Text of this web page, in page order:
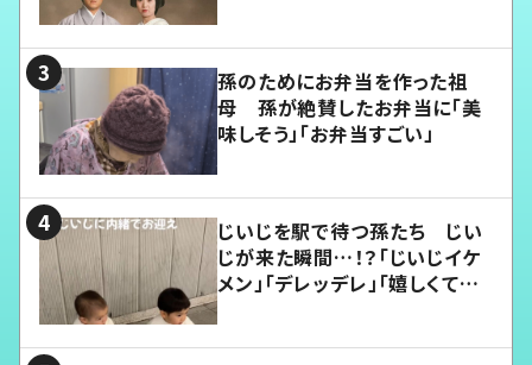
孫のためにお弁当を作った祖
母 孫が絶賛したお弁当に「美
味しそう」「お弁当すごい」
じいじを駅で待つ孫たち じい
じが来た瞬間…！？「じいじイケ
メン」「デレッデレ」「嬉しくて可